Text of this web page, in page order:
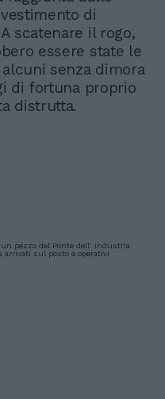
di
scatenare il rogo,
essere state le
senza dimora
di fortuna proprio
distrutta.
pezzo del Ponte dell’ Industria.
arrivati sul posto e operativi